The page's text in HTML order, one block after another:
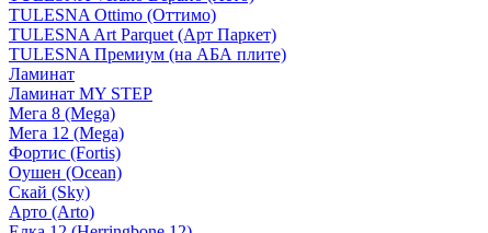
TULESNA Ottimo (Оттимо)
TULESNA Art Parquet (Арт Паркет)
TULESNA Премиум (на АБА плите)
Ламинат
Ламинат MY STEP
Мега 8 (Mega)
Мега 12 (Mega)
Фортис (Fortis)
Оушен (Ocean)
Скай (Sky)
Арто (Arto)